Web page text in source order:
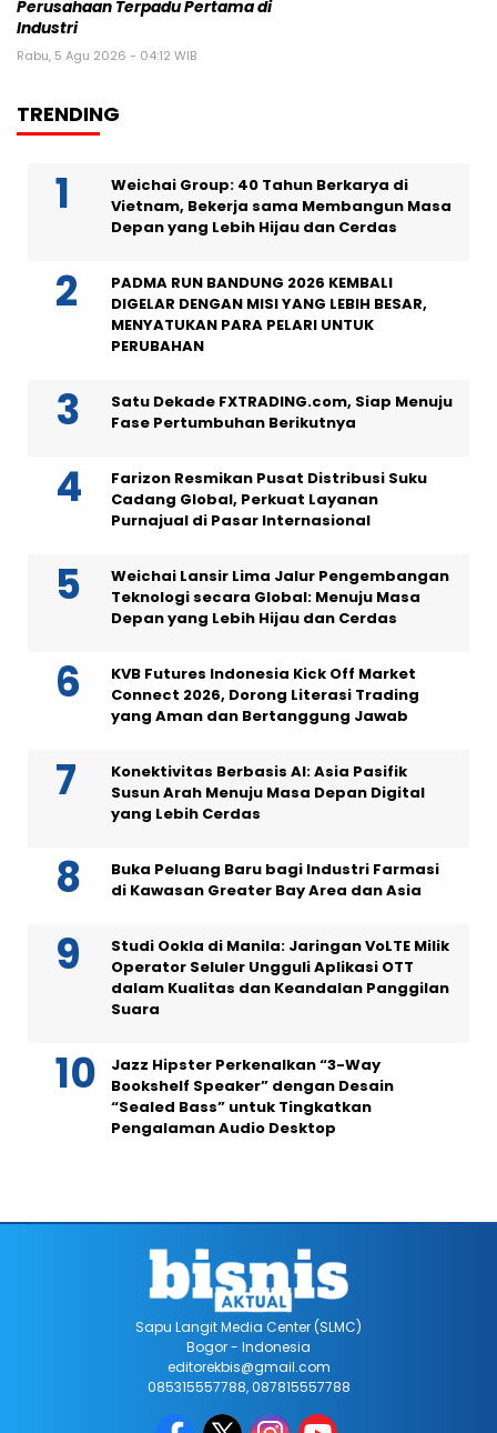
Perusahaan Terpadu Pertama di
Industri
Rabu, 5 Agu 2026 - 04:12 WIB
TRENDING
Weichai Group: 40 Tahun Berkarya di
Vietnam, Bekerja sama Membangun Masa
Depan yang Lebih Hijau dan Cerdas
PADMA RUN BANDUNG 2026 KEMBALI
DIGELAR DENGAN MISI YANG LEBIH BESAR,
MENYATUKAN PARA PELARI UNTUK
PERUBAHAN
Satu Dekade FXTRADING.com, Siap Menuju
Fase Pertumbuhan Berikutnya
Farizon Resmikan Pusat Distribusi Suku
Cadang Global, Perkuat Layanan
Purnajual di Pasar Internasional
Weichai Lansir Lima Jalur Pengembangan
Teknologi secara Global: Menuju Masa
Depan yang Lebih Hijau dan Cerdas
KVB Futures Indonesia Kick Off Market
Connect 2026, Dorong Literasi Trading
yang Aman dan Bertanggung Jawab
Konektivitas Berbasis AI: Asia Pasifik
Susun Arah Menuju Masa Depan Digital
yang Lebih Cerdas
Buka Peluang Baru bagi Industri Farmasi
di Kawasan Greater Bay Area dan Asia
Studi Ookla di Manila: Jaringan VoLTE Milik
Operator Seluler Ungguli Aplikasi OTT
dalam Kualitas dan Keandalan Panggilan
Suara
Jazz Hipster Perkenalkan “3-Way
Bookshelf Speaker” dengan Desain
“Sealed Bass” untuk Tingkatkan
Pengalaman Audio Desktop
Sapu Langit Media Center (SLMC)
Bogor - Indonesia
editorekbis@gmail.com
085315557788, 087815557788